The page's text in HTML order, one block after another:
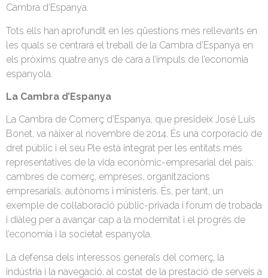
Cambra d’Espanya.
Tots ells han aprofundit en les qüestions més rellevants en
les quals se centrarà el treball de la Cambra d’Espanya en
els pròxims quatre anys de cara a l’impuls de l’economia
espanyola.
La Cambra d’Espanya
La Cambra de Comerç d’Espanya, que presideix José Luis
Bonet, va nàixer al novembre de 2014. És una corporació de
dret públic i el seu Ple està integrat per les entitats més
representatives de la vida econòmic-empresarial del país:
cambres de comerç, empreses, organitzacions
empresarials, autònoms i ministeris. És, per tant, un
exemple de col·laboració públic-privada i fòrum de trobada
i diàleg per a avançar cap a la modernitat i el progrés de
l’economia i la societat espanyola.
La defensa dels interessos generals del comerç, la
indústria i la navegació, al costat de la prestació de serveis a